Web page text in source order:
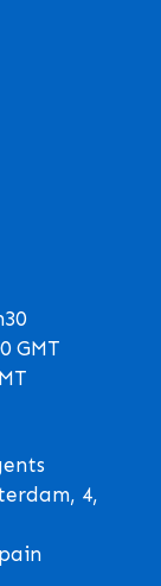
GMT
4,